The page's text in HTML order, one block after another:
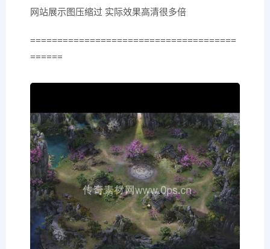
网站展示图压缩过 实际效果高清很多倍
======================================
======